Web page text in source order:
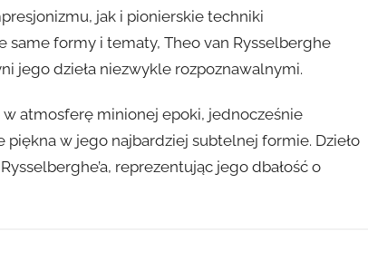
jak i pionierskie techniki
same formy i tematy, Theo van Rysselberghe
jego dzieła niezwykle rozpoznawalnymi.
w atmosferę minionej epoki, jednocześnie
w jego najbardziej subtelnej formie. Dzieło
reprezentując jego dbałość o